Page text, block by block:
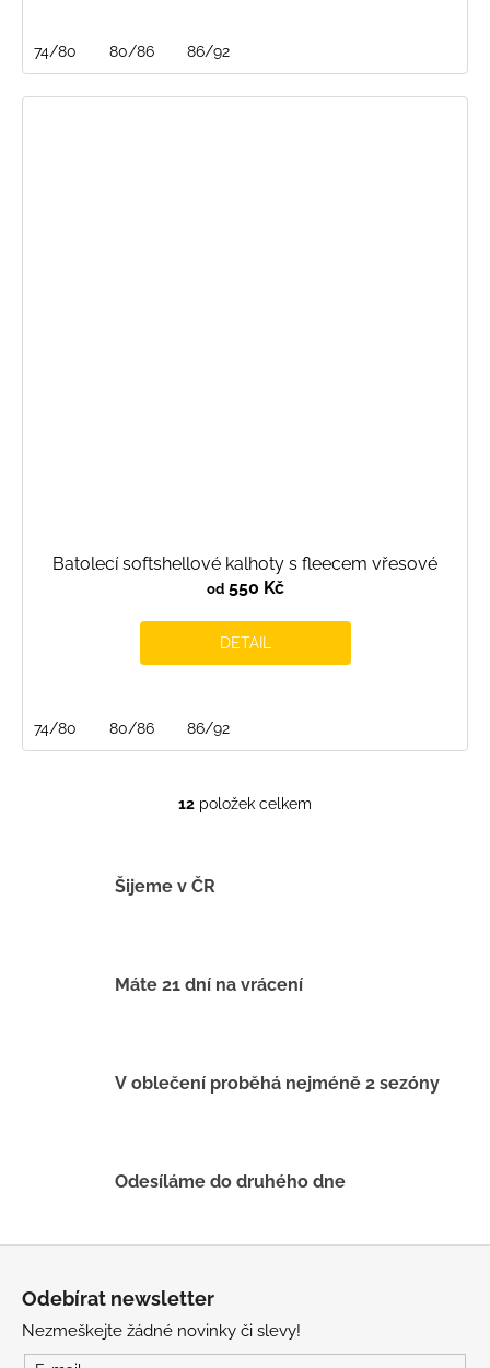
74/80 80/86 86/92
Batolecí softshellové kalhoty s fleecem vřesové
od550 Kč
DETAIL
74/80 80/86 86/92
O
í
k
p
u
12 položek celkem
Šijeme v ČR
Máte 21 dní na vrácení
V oblečení proběhá nejméně 2 sezóny
Odesíláme do druhého dne
Odebírat newsletter
Nezmeškejte žádné novinky či slevy!